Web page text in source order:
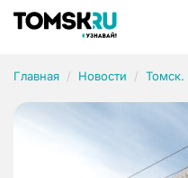
Главная Новости Томск.